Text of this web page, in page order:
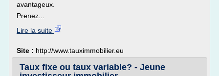
avantageux.
Prenez...
Lire la suite
Site : http://www.tauximmobilier.eu
Taux fixe ou taux variable? - Jeune